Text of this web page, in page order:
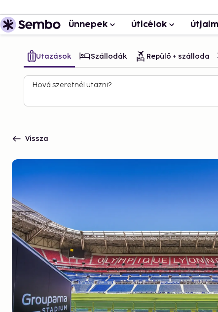
Ünnepek Úticélok Útjaim
Utazások Szállodák Repülő + szálloda
Hová szeretnél utazni?
Vissza